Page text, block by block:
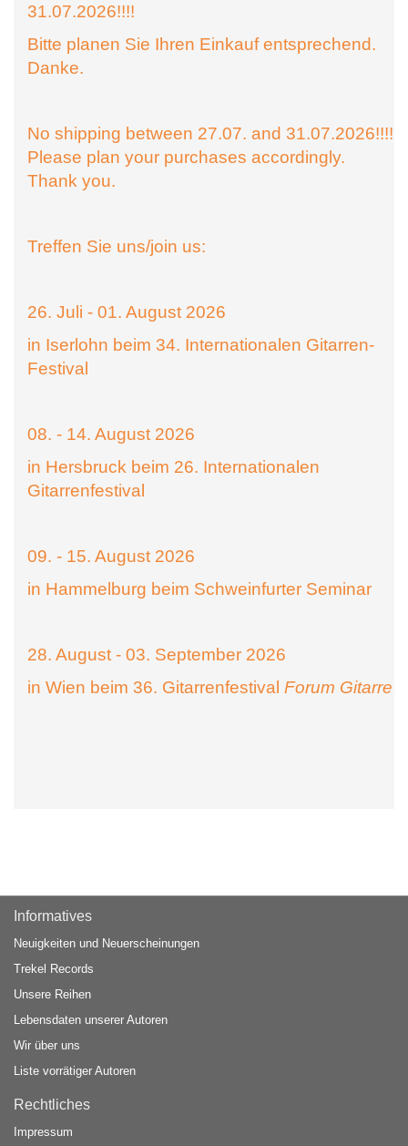
31.07.2026!!!!
Bitte planen Sie Ihren Einkauf entsprechend.
Danke.
No shipping between 27.07. and 31.07.2026!!!!
Please plan your purchases accordingly.
Thank you.
Treffen Sie uns/join us:
26. Juli - 01. August 2026
in Iserlohn beim 34. Internationalen Gitarren-
Festival
08. - 14. August 2026
in Hersbruck beim 26. Internationalen
Gitarrenfestival
09. - 15. August 2026
in Hammelburg beim Schweinfurter Seminar
28. August - 03. September 2026
in Wien beim 36. Gitarrenfestival Forum Gitarre
Informatives
Neuigkeiten und Neuerscheinungen
Trekel Records
Unsere Reihen
Lebensdaten unserer Autoren
Wir über uns
Liste vorrätiger Autoren
Rechtliches
Impressum